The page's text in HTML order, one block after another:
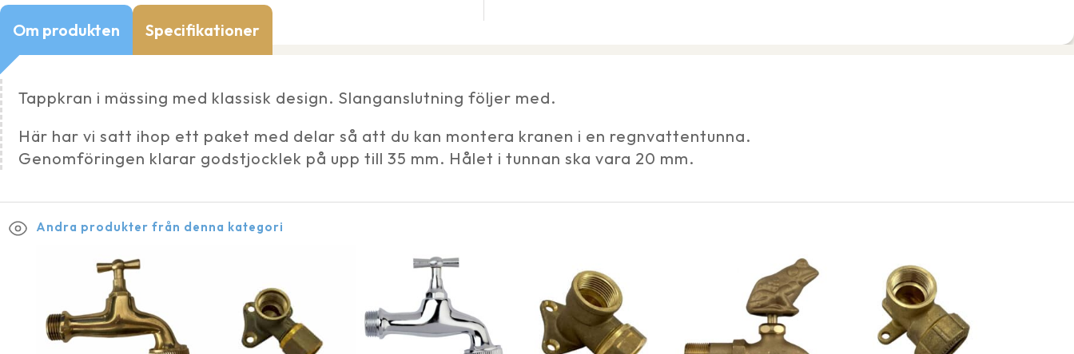
Om produkten Specifikationer
Tappkran i mässing med klassisk design. Slanganslutning följer med.
Här har vi satt ihop ett paket med delar så att du kan montera kranen i en regnvattentunna.
Genomföringen klarar godstjocklek på upp till 35 mm. Hålet i tunnan ska vara 20 mm.
Andra produkter från denna kategori